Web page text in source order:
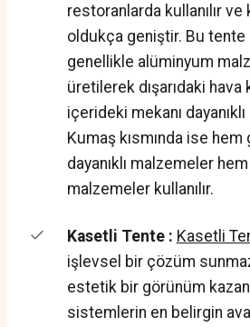
restoranlarda kullanılır ve
oldukça geniştir. Bu
genellikle alüminyum
üretilerek dışarıdaki hava
içerideki mekanı
Kumaş kısmında ise hem
dayanıklı malzemeler
malzemeler kullanılır.
Kasetli Tente : Kasetli
işlevsel bir çözüm
estetik bir görünüm
sistemlerin en belirgin